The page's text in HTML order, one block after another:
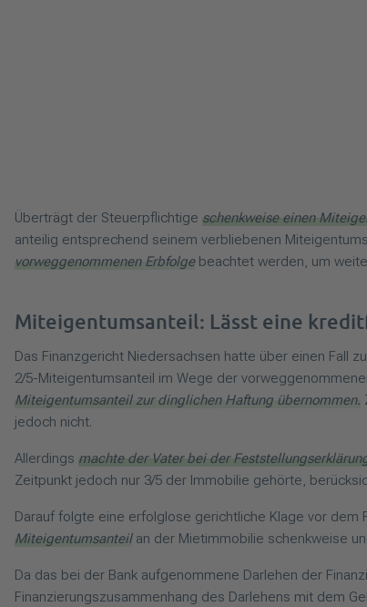
Überträgt der Steuerpflichtige schenkweise einen
anteilig entsprechend seinem verbliebenen
vorweggenommenen Erbfolgebeachtet werden, um
Miteigentumsanteil: Lässt eine
Das Finanzgericht Niedersachsen hatte über einen Fall
2/5-Miteigentumsanteil im Wege der
Miteigentumsanteil zur dinglichen Haftung übernommen.
jedoch nicht.
Allerdings machte der Vater bei der
Zeitpunkt jedoch nur 3/5 der Immobilie gehörte,
Darauf folgte eine erfolglose gerichtliche Klage vor
Miteigentumsanteilan der Mietimmobilie schenkweise
Da das bei der Bank aufgenommene Darlehen der
Finanzierungszusammenhang des Darlehens mit dem